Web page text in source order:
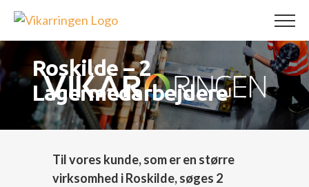
Skip
content
Roskilde – 2
Lagermedarbejdere
Til vores kunde, som er en større
virksomhed i Roskilde, søges 2